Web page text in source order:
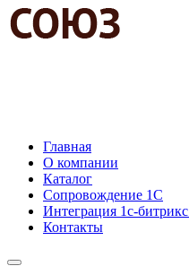
Главная
О компании
Каталог
Сопровождение 1С
Интеграция 1с-
Контакты